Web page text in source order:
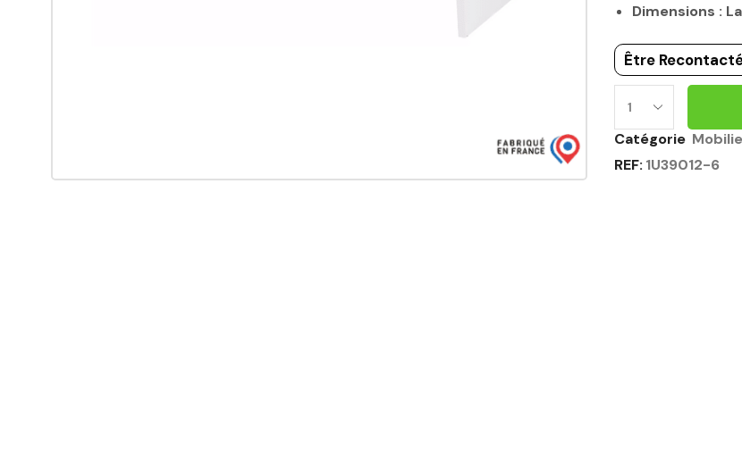
Dimensions :
Être
Catégorie
REF: 1U39012-6